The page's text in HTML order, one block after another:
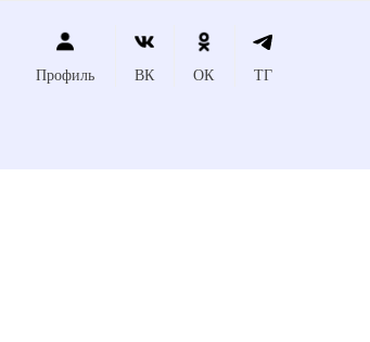
Профиль ВК ОК ТГ